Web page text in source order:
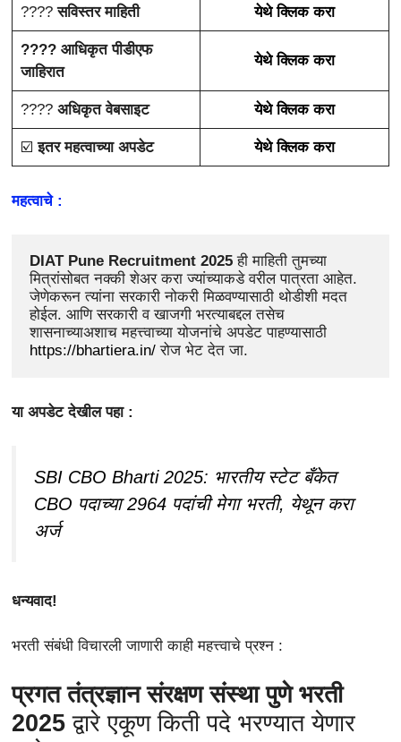
????सविस्तर माहिती येथे क्लिक करा
???? आधिकृत पीडीएफ
जाहिरात
येथे क्लिक करा
???? अधिकृत वेबसाइट येथे क्लिक करा
☑️इतर महत्वाच्या अपडेट येथे क्लिक करा
महत्वाचे :
DIAT Pune Recruitment 2025 ही माहिती तुमच्या
मित्रांसोबत नक्की शेअर करा ज्यांच्याकडे वरील पात्रता आहेत.
जेणेकरून त्यांना सरकारी नोकरी मिळवण्यासाठी थोडीशी मदत
होईल. आणि सरकारी व खाजगी भरत्याबद्दल तसेच
https://bhartiera.in/ रोज भेट देत जा.
या अपडेट देखील पहा :
SBI CBO Bharti 2025: भारतीय स्टेट बँकेत
CBO पदाच्या 2964 पदांची मेगा भरती, येथून करा
अर्ज
धन्यवाद!
भरती संबंधी विचारली जाणारी काही महत्त्वाचे प्रश्न :
प्रगत तंत्रज्ञान संरक्षण संस्था पुणे भरती
2025 द्वारे एकूण किती पदे भरण्यात येणार